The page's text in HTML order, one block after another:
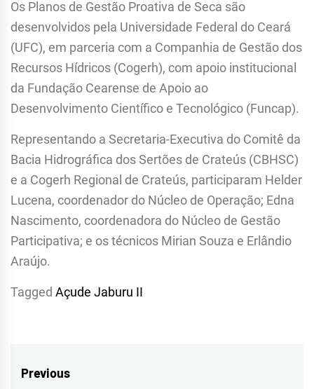
Os Planos de Gestão Proativa de Seca são
desenvolvidos pela Universidade Federal do Ceará
(UFC), em parceria com a Companhia de Gestão dos
Recursos Hídricos (Cogerh), com apoio institucional
da Fundação Cearense de Apoio ao
Desenvolvimento Científico e Tecnológico (Funcap).
Representando a Secretaria-Executiva do Comitê da
Bacia Hidrográfica dos Sertões de Crateús (CBHSC)
e a Cogerh Regional de Crateús, participaram Helder
Lucena, coordenador do Núcleo de Operação; Edna
Nascimento, coordenadora do Núcleo de Gestão
Participativa; e os técnicos Mirian Souza e Erlândio
Araújo.
Tagged Açude Jaburu II
Navegação
Previous